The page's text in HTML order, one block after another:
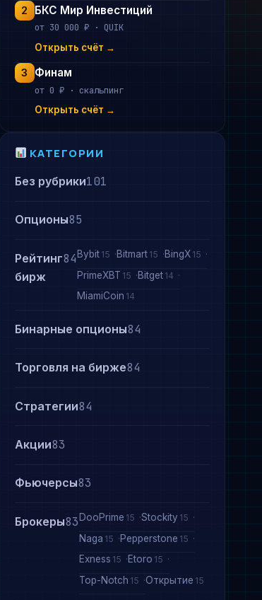
2 БКС Мир Инвестиций
от 30 000 ₽ · QUIK
Открыть счёт →
3 Финам
от 0 ₽ · скальпинг
Открыть счёт →
КАТЕГОРИИ
Без рубрики101
Опционы85
Рейтинг
бирж
84 Bybit 15 Bitmart 15 BingX 15
PrimeXBT 15 Bitget 14
MiamiCoin 14
Бинарные опционы84
Торговля на бирже84
Стратегии84
Акции83
Фьючерсы83
Брокеры83 DooPrime 15 Stockity 15
Naga 15 Pepperstone 15
Exness 15 Etoro 15
Top-Notch 15 Открытие 15